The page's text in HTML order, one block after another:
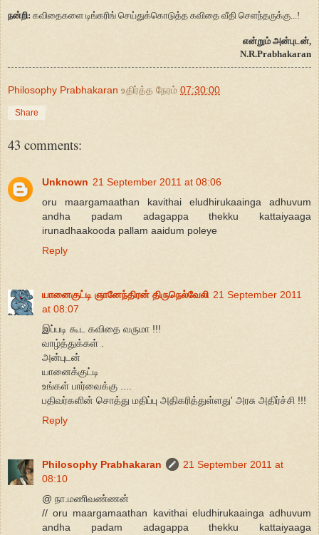
நன்றி: கவிதைகளை டிங்கரிங் செய்துக்கொடுத்த கவிதை வீதி செளந்தருக்கு...!
என்றும் அன்புடன்,
N.R.Prabhakaran
Philosophy Prabhakaran உதிர்த்த நேரம் 07:30:00
Share
43 comments:
Unknown 21 September 2011 at 08:06
oru maargamaathan kavithai eludhirukaainga adhuvum
andha padam adagappa thekku kattaiyaaga
irunadhaakooda pallam aaidum poleye
Reply
யானைகுட்டி ஞானேந்திரன் திருநெல்வேலி 21 September 2011
at 08:07
இப்படி கூட கவிதை வருமா !!!
வாழ்த்துக்கள் .
அன்புடன்
யானைக்குட்டி
உங்கள் பார்வைக்கு ....
பதிவர்களின் சொத்து மதிப்பு அதிகரித்துள்ளது' அரசு அதிர்ச்சி !!!
Reply
Philosophy Prabhakaran
21 September 2011 at
08:10
@ நா.மணிவண்ணன்
// oru maargamaathan kavithai eludhirukaainga adhuvum
andha padam adagappa thekku kattaiyaaga